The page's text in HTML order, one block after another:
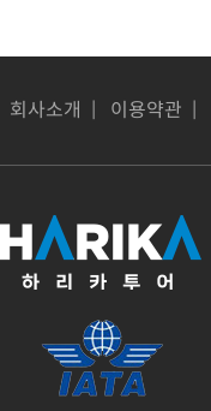
회사소개 이용약관